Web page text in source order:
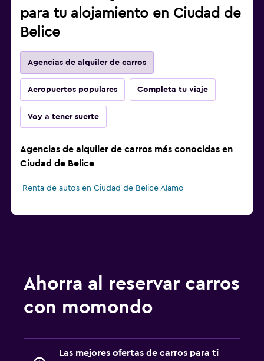
para tu alojamiento en Ciudad de
Belice
Agencias de alquiler de carros
Aeropuertos populares Completa tu viaje
Voy a tener suerte
Agencias de alquiler de carros más conocidas en
Ciudad de Belice
Renta de autos en Ciudad de Belice Alamo
Ahorra al reservar carros
con momondo
Las mejores ofertas de carros para ti